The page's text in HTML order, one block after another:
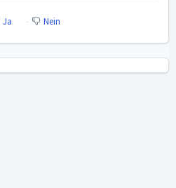
Ja Nein